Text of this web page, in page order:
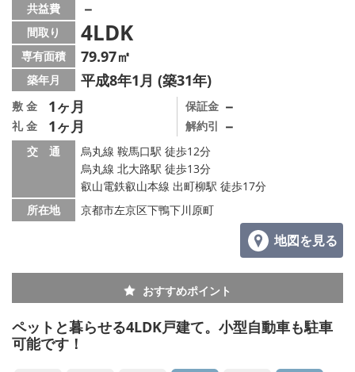
賃貸管理の北白川店
店舗情報·アクセス
会社概要
メールでお問い合わせ
共益費 －
間取り 4LDK
専有面積 79.97㎡
築年月 平成8年1月 (築31年)
敷 金 1ヶ月
礼 金 1ヶ月
保証金 －
解約引 －
交 通
烏丸線 鞍馬口駅 徒歩12分
烏丸線 北大路駅 徒歩13分
叡山電鉄叡山本線 出町柳駅 徒歩17分
所在地
京都市左京区下鴨下川原町
地図を見る
おすすめポイント
ペットと暮らせる4LDK戸建て。小型自動車も駐車
可能です！